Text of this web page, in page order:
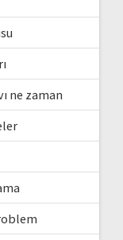
ne zaman